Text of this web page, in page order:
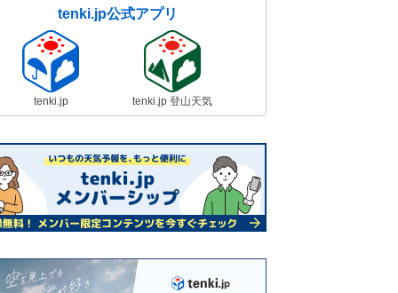
tenki.jp公式アプリ
tenki.jp tenki.jp 登山天気